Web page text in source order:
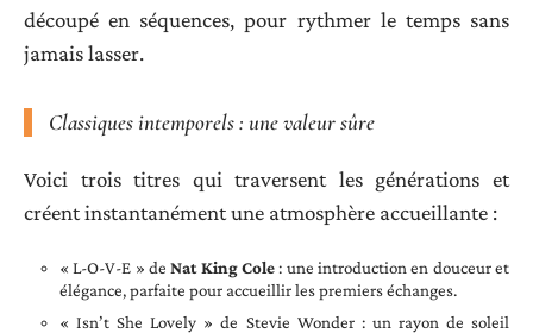
découpé en séquences, pour rythmer le temps sans
jamais lasser.
Classiques intemporels : une valeur sûre
Voici trois titres qui traversent les générations et
créent instantanément une atmosphère accueillante :
« L-O-V-E » deNat King Cole: une introduction en douceur et
élégance, parfaite pour accueillir les premiers échanges.
« Isn’t She Lovely » de Stevie Wonder : un rayon de soleil